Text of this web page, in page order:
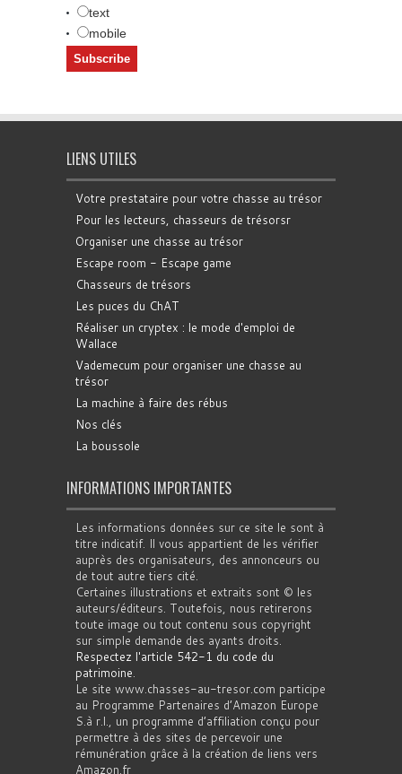
text
mobile
LIENS UTILES
Votre prestataire pour votre chasse au trésor
Pour les lecteurs, chasseurs de trésorsr
Organiser une chasse au trésor
Escape room - Escape game
Chasseurs de trésors
Les puces du ChAT
Réaliser un cryptex : le mode d'emploi de
Wallace
Vademecum pour organiser une chasse au
trésor
La machine à faire des rébus
Nos clés
La boussole
INFORMATIONS IMPORTANTES
Les informations données sur ce site le sont à
titre indicatif. Il vous appartient de les vérifier
auprès des organisateurs, des annonceurs ou
de tout autre tiers cité.
Certaines illustrations et extraits sont © les
auteurs/éditeurs. Toutefois, nous retirerons
toute image ou tout contenu sous copyright
sur simple demande des ayants droits.
Respectez l'article 542-1 du code du
patrimoine.
Le site www.chasses-au-tresor.com participe
au Programme Partenaires d’Amazon Europe
S.à r.l., un programme d’affiliation conçu pour
permettre à des sites de percevoir une
rémunération grâce à la création de liens vers
Amazon.fr